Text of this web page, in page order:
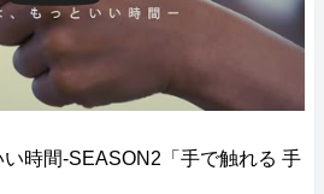
時間‐SEASON2「手で触れる 手